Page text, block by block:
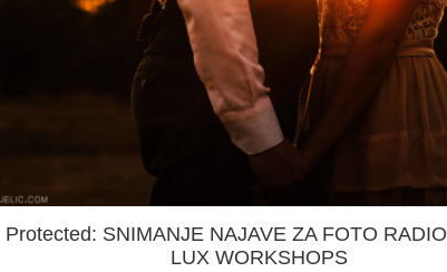
Protected: SNIMANJE NAJAVE ZA FOTO
LUX WORKSHOPS